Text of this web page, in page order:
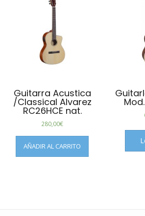
Guitarra Acustica
/Classical Alvarez
RC26HCE nat.
280,00€
AÑADIR AL CARRITO